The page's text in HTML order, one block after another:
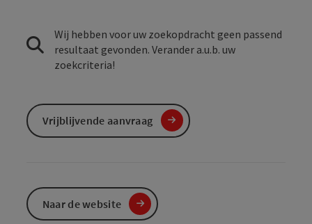
Wij hebben voor uw zoekopdracht geen passend
resultaat gevonden. Verander a.u.b. uw
zoekcriteria!
Vrijblijvende aanvraag
Naar de website